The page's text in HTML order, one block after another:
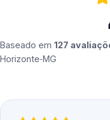
Baseado em 127
Horizonte‑MG